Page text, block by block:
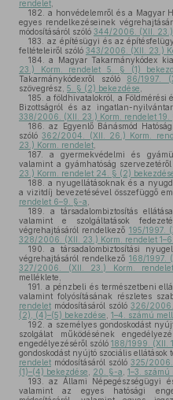
rendelet
182.
a honvédelemről és a Magyar
egyes rendelkezéseinek
módosításáról szóló 344/2006. (XII.
183.
az építésügyi és az
feltételeiről szóló 343/2006. (XII. 23.)
184.
a Magyar Takarmánykódex
23.) Korm. rendelet 5. § (1)
Takarmánykódexről szóló 86/1997.
szövegrész, 5. § (2) bekezdése
185. a földhivatalokról, a Földmérési
Bizottságról és az ingatlan-
338/2006. (XII. 23.) Korm. rendelet 19.
186.
az Egyenlő Bánásmód
szóló362/2004. (XII. 26.) Korm.
23.) Korm. rendelet
187.
a gyermekvédelmi és
valamint a gyámhatóság
23.) Korm. rendelet 24. § (2)
188.
a nyugellátásoknak és a
a vizitdíj bevezetésével összefüggő
rendelet 6–9. §-a
189.
a társadalombiztosítás
valamint e szolgáltatások
végrehajtásáról rendelkező 195/1997.
328/2006. (XII. 23.) Korm. rendelet
190.
a társadalombiztosítási
végrehajtásáról rendelkező 168/1997.
327/2006. (XII. 23.) Korm.
melléklete,
191.
a pénzbeli és természetbeni
valamint folyósításának részletes
rendelet módosításáról szóló 326/2006.
(2), (4)–(5) bekezdése 1–4. számú
192.
a személyes gondoskodást
szolgálat működésének
engedélyezéséről szóló188/1999. (XII.
gondoskodást nyújtó szociális ellátások
rendelet módosításáról szóló 325/2006.
(1)–(4) bekezdése
20. §-a 1–3.
193.
az Állami Népegészségügyi
valamint az egyes hatósági